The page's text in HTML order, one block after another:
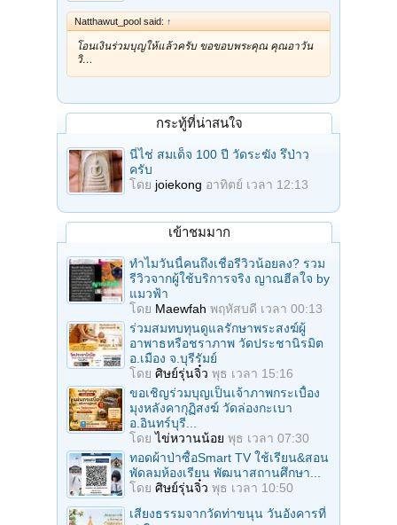
Natthawut_pool said: ↑
โอนเงินร่วมบุญให้แล้วครับ ขอขอบพระคุณ คุณอาวัน
วิ…
กระทู้ที่น่าสนใจ
นี่ไช่ สมเด็จ 100 ปี วัดระฆัง รึป่าว
ครับ
โดย joiekong อาทิตย์ เวลา 12:13
เข้าชมมาก
ทำไมวันนี้คนถึงเชื่อรีวิวน้อยลง? รวม
รีวิวจากผู้ใช้บริการจริง ญาณฮีลใจ by
แมวฟ้า
โดย Maewfah พฤหัสบดี เวลา 00:13
ร่วมสมทบทุนดูแลรักษาพระสงฆ์ผู้
อาพาธหรือชราภาพ วัดประชานิรมิต
อ.เมือง จ.บุรีรัมย์
โดย ศิษย์รุ่นจิ๋ว พุธ เวลา 15:16
ขอเชิญร่วมบุญเป็นเจ้าภาพกระเบื้อง
มุงหลังคากุฏิสงฆ์ วัดล่องกะเบา
อ.อินทร์บุรี...
โดยไข่หวานน้อย พุธ เวลา 07:30
ทอดผ้าป่าซื้อSmart TV ใช้เรียน&สอน
พัดลมห้องเรียน พัฒนาสถานศึกษา...
โดย ศิษย์รุ่นจิ๋ว พุธ เวลา 10:50
เสียงธรรมจากวัดท่าขนุน วันอังคารที่